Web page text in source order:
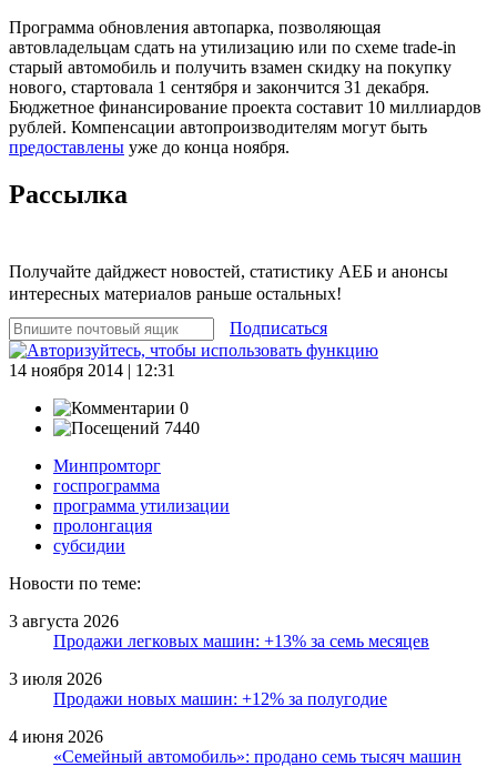
Программа обновления автопарка, позволяющая
автовладельцам сдать на утилизацию или по схеме trade-in
старый автомобиль и получить взамен скидку на покупку
нового, стартовала 1 сентября и закончится 31 декабря.
Бюджетное финансирование проекта составит 10 миллиардов
рублей. Компенсации автопроизводителям могут быть
предоставлены уже до конца ноября.
Рассылка
Получайте дайджест новостей, статистику АЕБ и анонсы
интересных материалов раньше остальных!
Подписаться
14 ноября 2014 | 12:31
0
7440
Минпромторг
госпрограмма
программа утилизации
пролонгация
субсидии
Новости по теме:
3 августа 2026
Продажи легковых машин: +13% за семь месяцев
3 июля 2026
Продажи новых машин: +12% за полугодие
4 июня 2026
«Семейный автомобиль»: продано семь тысяч машин